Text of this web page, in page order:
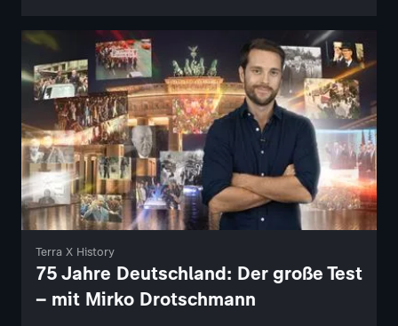
Terra X History
75 Jahre Deutschland: Der große Test
– mit Mirko Drotschmann